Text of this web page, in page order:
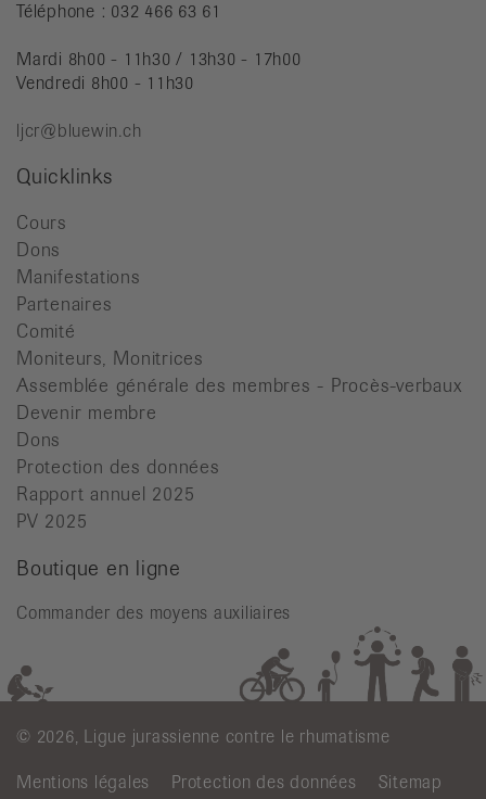
Téléphone : 032 466 63 61
Mardi 8h00 - 11h30 / 13h30 - 17h00
Vendredi 8h00 - 11h30
ljcr@bluewin.ch
Quicklinks
Cours
Dons
Manifestations
Partenaires
Comité
Moniteurs, Monitrices
Assemblée générale des membres - Procès-verbaux
Devenir membre
Dons
Protection des données
Rapport annuel 2025
PV 2025
Boutique en ligne
Commander des moyens auxiliaires
© 2026, Ligue jurassienne contre le rhumatisme
Mentions légales
Protection des données Sitemap